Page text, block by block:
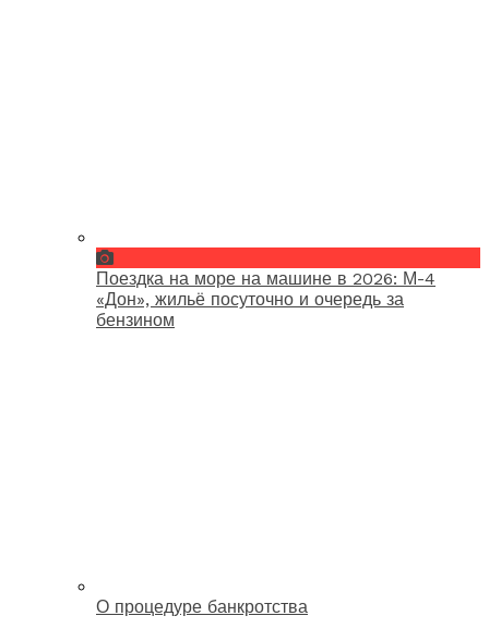
Поездка на море на машине в 2026: М-4
«Дон», жильё посуточно и очередь за
бензином
О процедуре банкротства